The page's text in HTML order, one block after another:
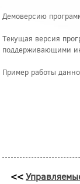
Демоверсию
Текущая версия
поддерживающими
Пример работы
<<